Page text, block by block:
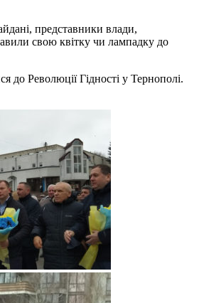
представники влади,
свою квітку чи лампадку до
до Революції Гідності у Тернополі.